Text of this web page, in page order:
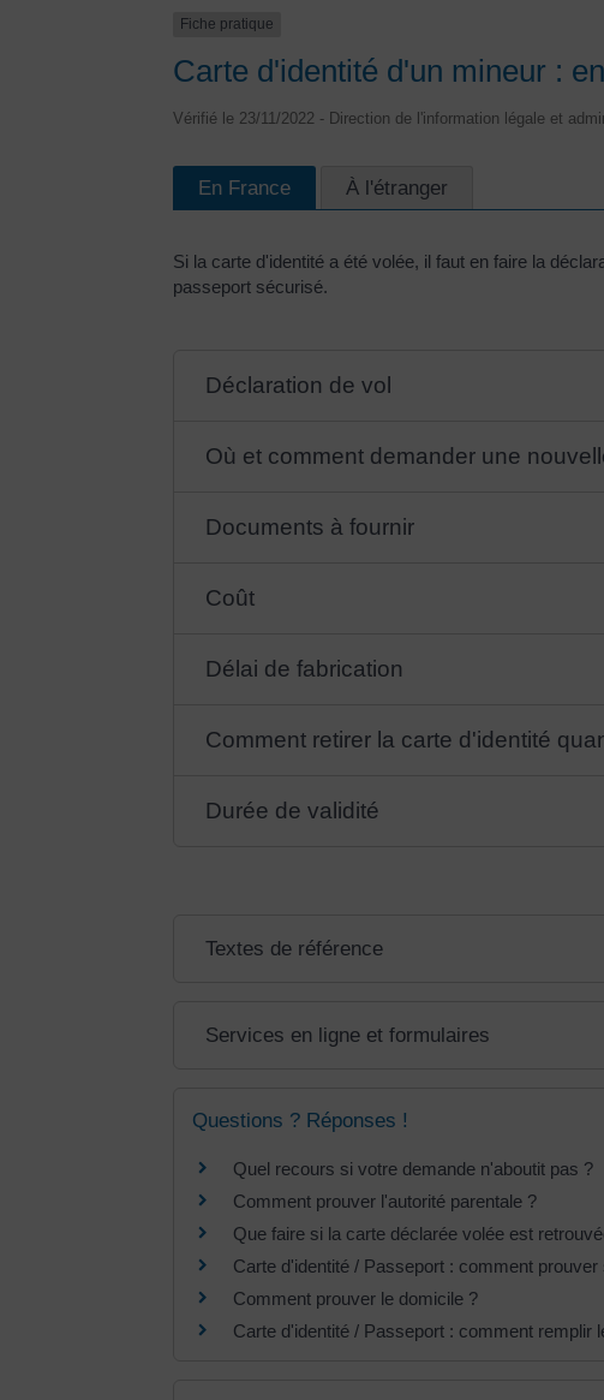
Fiche pratique
Carte d'identité d'un mineur :
Vérifié le 23/11/2022 - Direction de l'information légale et
En France À l'étranger
Si la carte d'identité a été volée, il faut en faire la
passeport sécurisé.
Déclaration de vol
Où et comment demander une
Documents à fournir
Coût
Délai de fabrication
Comment retirer la carte d'identité
Durée de validité
Textes de référence
Services en ligne et formulaires
Questions ? Réponses !
Quel recours si votre demande n'aboutit pas ?
Comment prouver l'autorité parentale ?
Que faire si la carte déclarée volée est
Carte d'identité / Passeport : comment
Comment prouver le domicile ?
Carte d'identité / Passeport : comment remplir